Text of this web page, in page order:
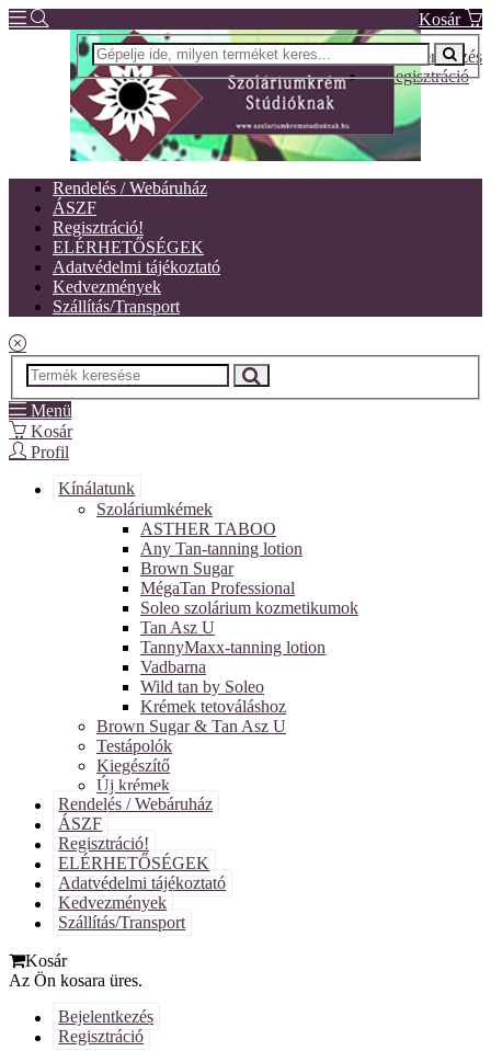
Kosár
Bejelentkezés
Regisztráció
Rendelés / Webáruház
ÁSZF
Regisztráció!
ELÉRHETŐSÉGEK
Adatvédelmi tájékoztató
Kedvezmények
Szállítás/Transport
Menü
Kosár
Profil
Kínálatunk
Szoláriumkémek
ASTHER TABOO
Any Tan-tanning lotion
Brown Sugar
MégaTan Professional
Soleo szolárium kozmetikumok
Tan Asz U
TannyMaxx-tanning lotion
Vadbarna
Wild tan by Soleo
Krémek tetováláshoz
Brown Sugar & Tan Asz U
Testápolók
Kiegészítő
Új krémek
Rendelés / Webáruház
ÁSZF
Regisztráció!
ELÉRHETŐSÉGEK
Adatvédelmi tájékoztató
Kedvezmények
Szállítás/Transport
Kosár
Az Ön kosara üres.
Bejelentkezés
Regisztráció